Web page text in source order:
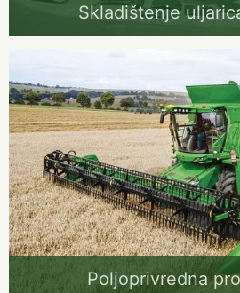
Skladištenje
Poljoprivredna